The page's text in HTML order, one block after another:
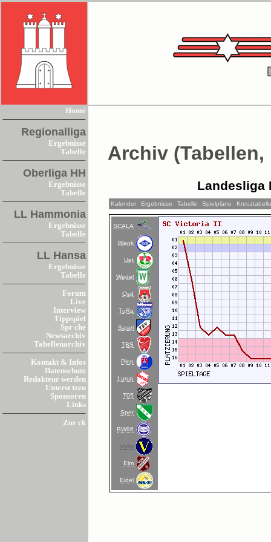
Home
Regionalliga
Ergebnisse
Tabelle
Oberliga HH
Ergebnisse
Tabelle
LL Hammonia
Ergebnisse
Tabelle
LL Hansa
Ergebnisse
Tabelle
Forum
Live
Interview
Tippspiel
Spr che
Newsarchiv
Tabellenarchiv
Kontakt & Infos
Datenschutz
Redakteur werden
Unterst tzen
Sponsoren
Links
Zur ck
Archiv
Landesliga
Kalender Ergebnisse Tabelle Spielpläne
SCALA
Blank
Uet
Wedel
Osd
TuRa
Sasel
TBS
Pinn
Lurup
T05
Sper
BW96
Vicky
Elm
Eidel